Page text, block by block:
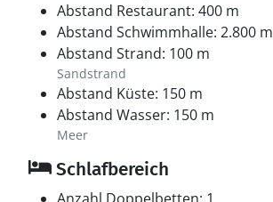
Abstand Restaurant: 400 m
Abstand Schwimmhalle: 2.800 m
Abstand Strand: 100 m
Sandstrand
Abstand Küste: 150 m
Abstand Wasser: 150 m
Meer
Schlafbereich